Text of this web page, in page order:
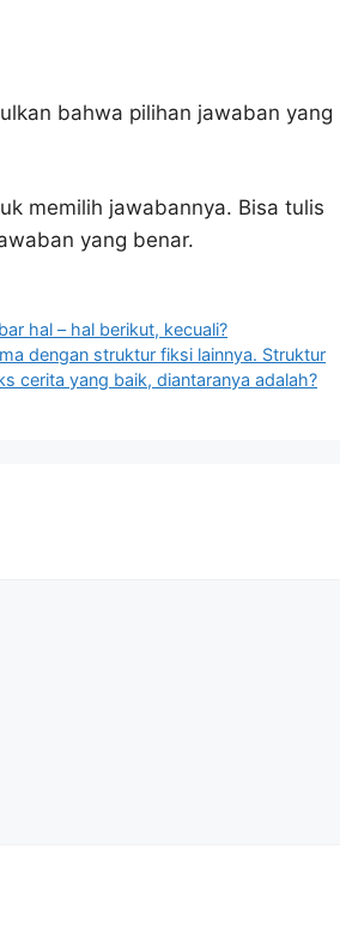
bahwa pilihan jawaban yang
memilih jawabannya. Bisa tulis
yang benar.
hal – hal berikut, kecuali?
dengan struktur fiksi lainnya. Struktur
cerita yang baik, diantaranya adalah?